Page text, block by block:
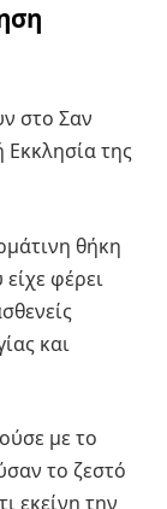
στο Σαν
της
θήκη
φέρει
και
με το
το ζεστό